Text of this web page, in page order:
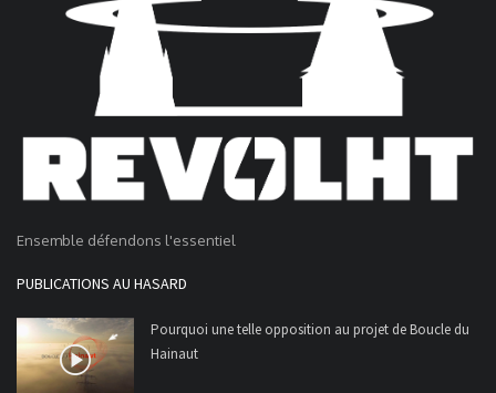
Ensemble défendons l'essentiel
PUBLICATIONS AU HASARD
Pourquoi une telle opposition au projet de Boucle du
Hainaut